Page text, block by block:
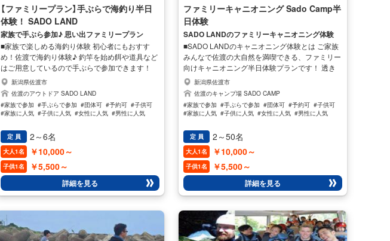
【ファミリープラン】手ぶらで海釣り半日
体験！ SADO LAND
家族で手ぶら参加♪ 思い出ファミリープラン
■家族で楽しめる海釣り体験 初心者にもおすす
め！佐渡で海釣り体験♪ 釣竿を始め餌や道具など
はご用意しているので手ぶらで参加できます！
川での釣りとは違う楽しさを味わえるのも楽しい
♪ 海の波で遊んだり、ツアー中に海中を覗いて、
魚をみて遊びながらのツアーは女性や家族に人気
です♪ 釣り場は近隣の浜辺、堤防となります。ま
て浅瀬での船釣りもお楽しみいただけます♪ ツア
ーには専門の楽しいフィッシングガイドが1名同
乗するので安心です。 または泳げない方でもラ
イフジャケットを着用しますので安心してご参加
いただき、お楽しみ頂けます♪
新潟県佐渡市
佐渡のアウトドア SADO LAND
#家族で参加 #手ぶらで参加 #団体可 #予約可 #子供可
#家族に人気 #子供に人気 #女性に人気 #男性に人気
定 員 2～6名
大人1名 ￥10,000～
子供1名 ￥5,500～
詳細を見る
ファミリーキャニオニング Sado Camp半
日体験
SADO LANDのファミリーキャニオニング体験
■SADO LANDのキャニオニング体験とは ご家族
みんなで佐渡の大自然を満喫できる、ファミリー
向けキャニオニング半日体験プランです！ 透き
通る渓流を歩き、小さな滝を滑ったり、お子様か
ら大人まで安心して楽しめるコースをご用意して
います♪ 経験豊富なガイドがしっかりサポートす
るので、初めての方や小さなお子様連れでも安心
のお得な料金設定なので、ご家族で気軽にアウト
ドア体験をお楽しみいただけます♪ 通常プランよ
りリーズナブルな価格で、思い出に残る佐渡の自
然体験を満喫してください 半日で気軽に楽しめ
るため、観光やグルメと組み合わせた佐渡旅行に
もおすすめです 家族みんなで笑顔になれる特別
な時間を、SADO LANDでお過ごしください！
新潟県佐渡市
佐渡のキャンプ場 SADO CAMP
#家族で参加 #手ぶらで参加 #団体可 #予約可 #子供可
#家族に人気 #子供に人気 #女性に人気 #男性に人気
定 員 2～50名
大人1名 ￥10,000～
子供1名 ￥5,500～
詳細を見る